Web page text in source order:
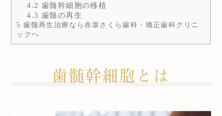
4.2 歯髄幹細胞の移植
4.3 歯髄の再生
5 歯髄再生治療なら赤坂さくら歯科・矯正歯科クリニ
ックへ
歯髄幹細胞とは